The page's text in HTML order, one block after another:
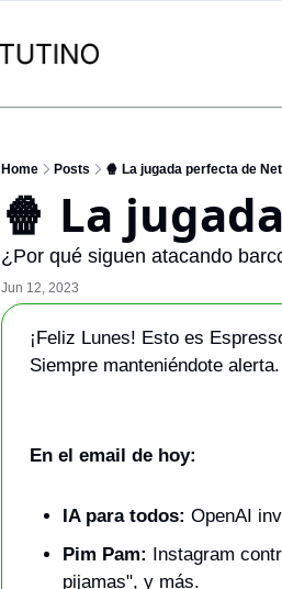
Home Posts 🍿 La jugada perfecta de
🍿 La
¿Por qué siguen atacando
Jun 12, 2023
¡Feliz Lunes! Esto es
Siempre manteniéndote alerta.
En el email de hoy:
IA para todos: OpenAI
Pim Pam: Instagram
pijamas", y más.